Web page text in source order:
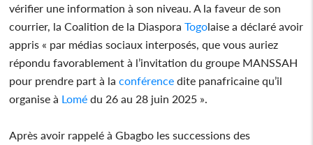
vérifier une information à son niveau. A la faveur de son
courrier, la Coalition de la Diaspora Togolaise a déclaré avoir
appris « par médias sociaux interposés, que vous auriez
répondu favorablement à l’invitation du groupe MANSSAH
pour prendre part à la conférence dite panafricaine qu’il
organise à Lomé du 26 au 28 juin 2025 ».
Après avoir rappelé à Gbagbo les successions des